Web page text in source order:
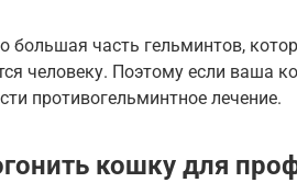
большая часть гельминтов,
человеку. Поэтому если ваша
противогельминтное лечение.
кошку для